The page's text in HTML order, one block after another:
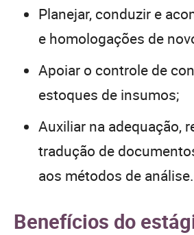
Planejar, conduzir e
e homologações de
Apoiar o controle de
estoques de insumos;
Auxiliar na adequação,
tradução de
aos métodos de análise.
Benefícios do